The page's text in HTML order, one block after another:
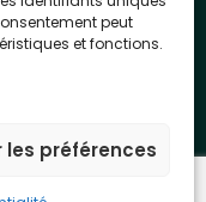
peut
et fonctions.
les préférences
Ltd